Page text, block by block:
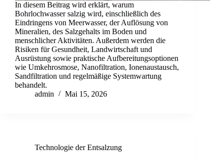
In diesem Beitrag wird erklärt, warum
Bohrlochwasser salzig wird, einschließlich des
Eindringens von Meerwasser, der Auflösung von
Mineralien, des Salzgehalts im Boden und
menschlicher Aktivitäten. Außerdem werden die
Risiken für Gesundheit, Landwirtschaft und
Ausrüstung sowie praktische Aufbereitungsoptionen
wie Umkehrosmose, Nanofiltration, Ionenaustausch,
Sandfiltration und regelmäßige Systemwartung
behandelt.
admin
Mai 15, 2026
Technologie der Entsalzung